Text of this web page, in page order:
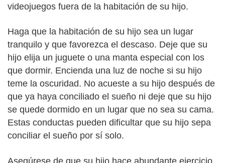
videojuegos fuera de la habitación de su hijo.
Haga que la habitación de su hijo sea un lugar
tranquilo y que favorezca el descaso. Deje que su
hijo elija un juguete o una manta especial con los
que dormir. Encienda una luz de noche si su hijo
teme la oscuridad. No acueste a su hijo después de
que ya haya conciliado el sueño ni deje que su hijo
se quede dormido en un lugar que no sea su cama.
Estas conductas pueden dificultar que su hijo sepa
conciliar el sueño por sí solo.
Asegúrese de que su hijo hace abundante ejercicio